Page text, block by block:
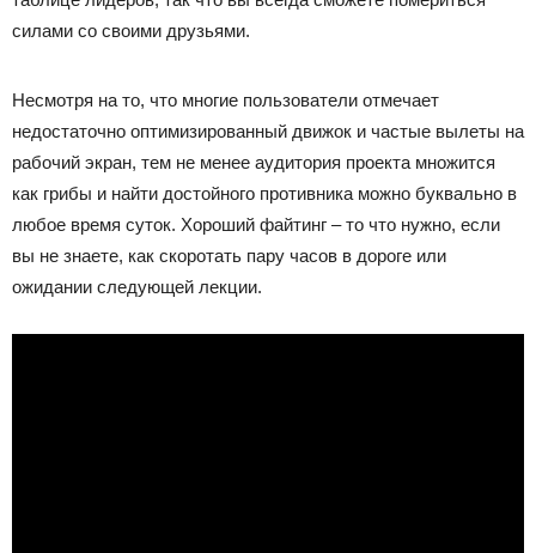
силами со своими друзьями.
Несмотря на то, что многие пользователи отмечает
недостаточно оптимизированный движок и частые вылеты на
рабочий экран, тем не менее аудитория проекта множится
как грибы и найти достойного противника можно буквально в
любое время суток. Хороший файтинг – то что нужно, если
вы не знаете, как скоротать пару часов в дороге или
ожидании следующей лекции.